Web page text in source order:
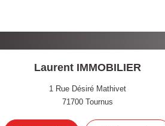
Laurent IMMOBILIER
1 Rue Désiré Mathivet
71700 Tournus